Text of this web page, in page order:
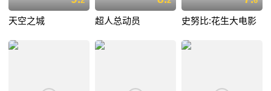
天空之城 超人总动员 史努比:花生大电影